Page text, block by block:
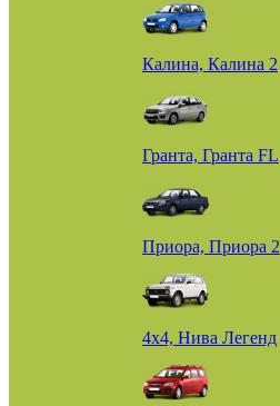
Калина, Калина 2
Гранта, Гранта FL
Приора, Приора 2
4х4, Нива Легенд